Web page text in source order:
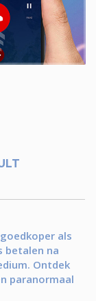
als
betalen na
Ontdek
paranormaal